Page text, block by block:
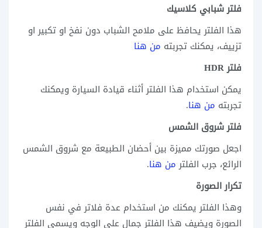
فلتر شبابي كلاسيك
هذا الفلتر يحافظ على ملامح الشباب دون نفخ او تكبير او
تزييف، يمكنك تجربته من هنا
فلتر HDR
يمكن استخدام هذا الفلتر أثناء قيادة السيارة ويمكنك
تجربته من هنا.
فلتر شروق الشمس
اجعل صورتك مميزة بين أحضان الطبيعة مع شروق الشمس
الرائع، جرب الفلتر من هنا.
تكرار الصورة
وهذا الفلتر يمكنك من استخدام عدة فلاتر في نفس
الصورة ويضيف هذا الفلتر جمال على الوجه ويسمى الفلتر